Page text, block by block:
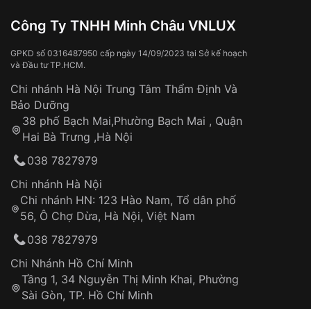
Đồng hồ trẻ em cao cấp: Chất liệu cao cấp, tính
năng hiện đại, dành cho những bé yêu thích sự
sang trọng.
dụng cơ bản, là món quà ý nghĩa cho các bé.
Món quà dành cho bé của bạn
Đồng hồ trẻ em không chỉ là một phụ kiện thời trang
mà còn là người bạn đồng hành giúp bé học cách quản
lý thời gian hiệu quả, rèn luyện tính kỷ luật và tự giác
ngay từ khi còn nhỏ. Hãy dành tặng cho bé yêu của
bạn món quà ý nghĩa này để bé có thể tự tin bước vào
thế giới rộng lớn đầy thú vị.
Công Ty TNHH Minh Châu VNLUX
GPKD số 0316487950 cấp ngày 14/09/2023 tại Sở kế hoạch
và Đầu tư TP.HCM.
Chi nhánh Hà Nội Trung Tâm Thẩm Định Và
Bảo Dưỡng
38 phố Bạch Mai,Phường Bạch Mai , Quận
Hai Bà Trưng ,Hà Nội
038 7827979
Chi nhánh Hà Nội
Chi nhánh HN: 123 Hào Nam, Tổ dân phố
56, Ô Chợ Dừa, Hà Nội, Việt Nam
038 7827979
Chi Nhánh Hồ Chí Minh
Tầng 1, 34 Nguyễn Thị Minh Khai, Phường
Sài Gòn, TP. Hồ Chí Minh